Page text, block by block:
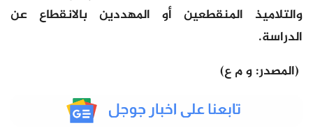
والتلاميذ المنقطعين أو المهددين بالانقطاع عن
الدراسة.
(المصدر: و م ع)